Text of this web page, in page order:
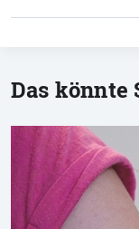
Das könnte